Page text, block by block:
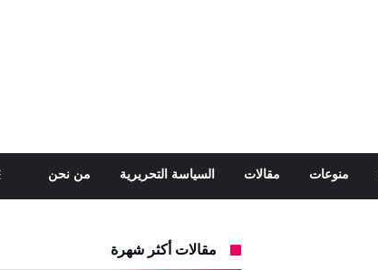
منوعات مقالات السياسة التحريرية من نحن
مقالات أكثر شهرة